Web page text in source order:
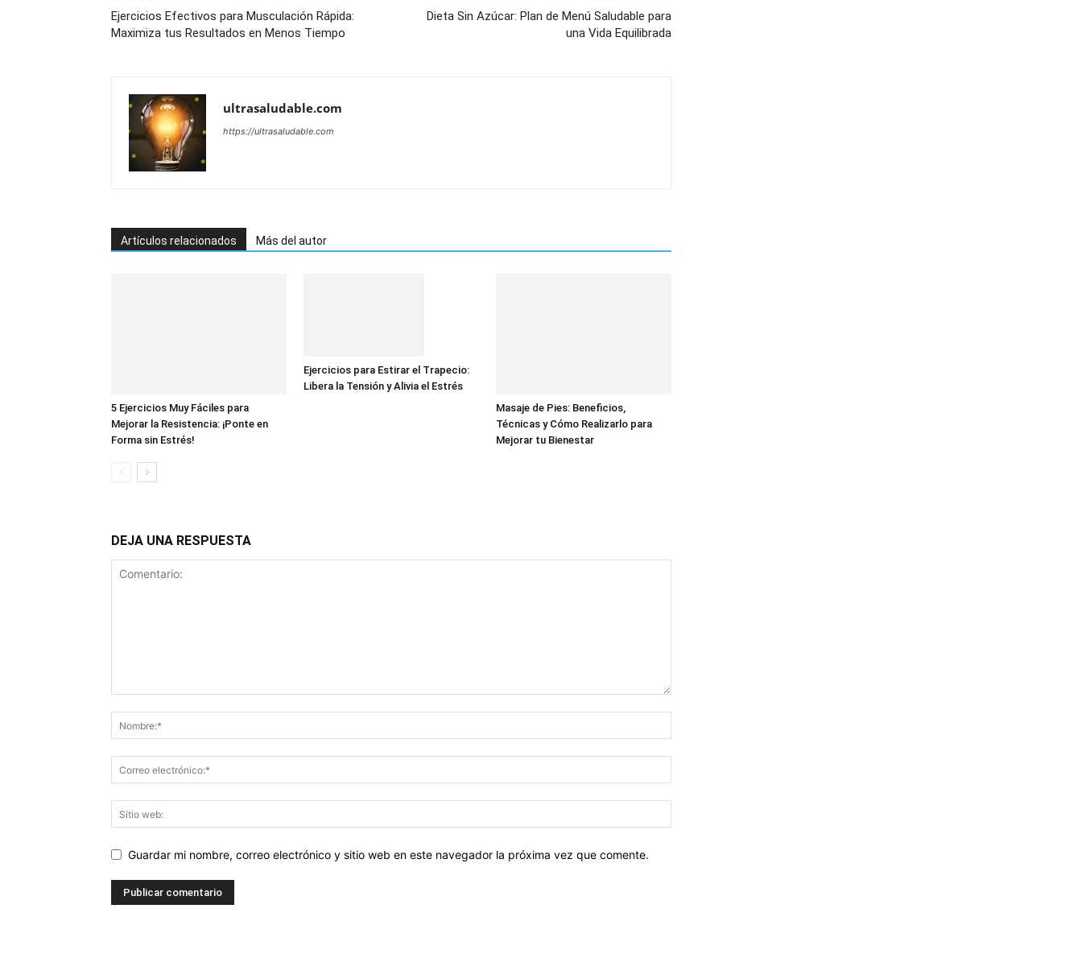
Ejercicios Efectivos para Musculación Rápida:
Maximiza tus Resultados en Menos Tiempo
Dieta Sin Azúcar: Plan de Menú Saludable para
una Vida Equilibrada
ultrasaludable.com
https://ultrasaludable.com
Artículos relacionados Más del autor
5 Ejercicios Muy Fáciles para
Mejorar la Resistencia: ¡Ponte en
Forma sin Estrés!
Ejercicios para Estirar el Trapecio:
Libera la Tensión y Alivia el Estrés
Masaje de Pies: Beneficios,
Técnicas y Cómo Realizarlo para
Mejorar tu Bienestar
DEJA UNA RESPUESTA
Guardar mi nombre, correo electrónico y sitio web en este navegador la próxima vez que comente.